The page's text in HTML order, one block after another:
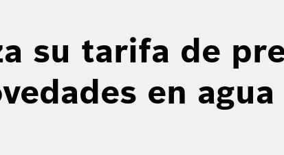
su tarifa de
en